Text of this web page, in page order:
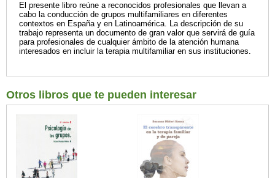
El presente libro reúne a reconocidos profesionales que llevan a
cabo la conducción de grupos multifamiliares en diferentes
contextos en España y en Latinoamérica. La descripción de su
trabajo representa un documento de gran valor que servirá de guía
para profesionales de cualquier ámbito de la atención humana
interesados en incluir la terapia multifamiliar en sus instituciones.
Otros libros que te pueden interesar